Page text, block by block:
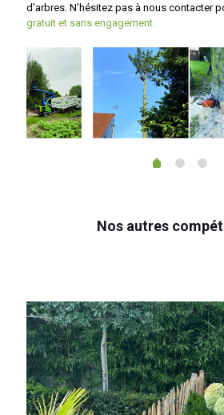
d’arbres. N’hésitez pas à nous contacter
gratuit et sans engagement.
Nos autres